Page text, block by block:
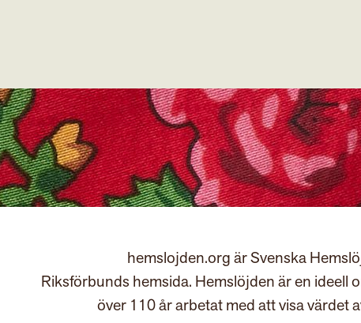
hemslojden.org är Svenska
Riksförbunds hemsida. Hemslöjden är en ideell
över 110 år arbetat med att visa värdet